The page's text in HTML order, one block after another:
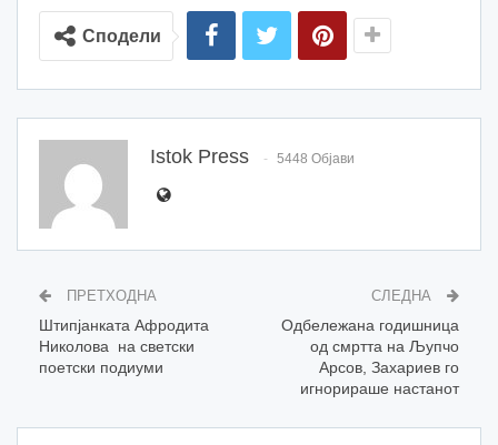
Сподели
Istok Press 5448 Објави
ПРЕТХОДНА
Штипјанката Афродита
Николова на светски
поетски подиуми
СЛЕДНА
Одбележана годишница
од смртта на Љупчо
Арсов, Захариев го
игнорираше настанот